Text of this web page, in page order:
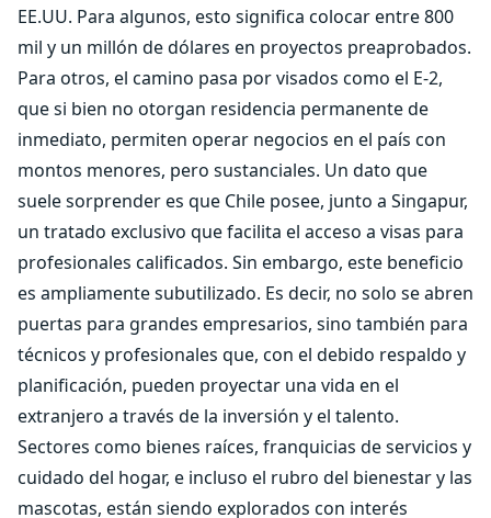
EE.UU. Para algunos, esto significa colocar entre 800
mil y un millón de dólares en proyectos preaprobados.
Para otros, el camino pasa por visados como el E-2,
que si bien no otorgan residencia permanente de
inmediato, permiten operar negocios en el país con
montos menores, pero sustanciales. Un dato que
suele sorprender es que Chile posee, junto a Singapur,
un tratado exclusivo que facilita el acceso a visas para
profesionales calificados. Sin embargo, este beneficio
es ampliamente subutilizado. Es decir, no solo se abren
puertas para grandes empresarios, sino también para
técnicos y profesionales que, con el debido respaldo y
planificación, pueden proyectar una vida en el
extranjero a través de la inversión y el talento.
Sectores como bienes raíces, franquicias de servicios y
cuidado del hogar, e incluso el rubro del bienestar y las
mascotas, están siendo explorados con interés